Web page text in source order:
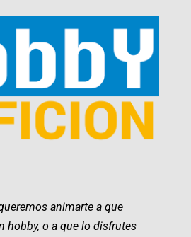
animarte a que
hobby, o a que lo disfrutes